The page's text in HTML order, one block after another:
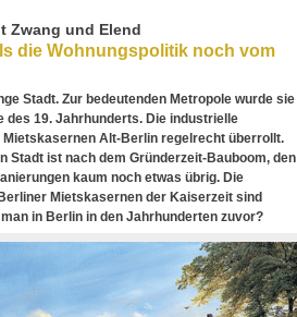
Zwang und Elend
die Wohnungspolitik noch vom
Stadt. Zur bedeutenden Metropole wurde sie
19. Jahrhunderts. Die industrielle
Alt-Berlin regelrecht überrollt.
Stadt ist nach dem Gründerzeit-Bauboom, den
kaum noch etwas übrig. Die
Mietskasernen der Kaiserzeit sind
in Berlin in den Jahrhunderten zuvor?